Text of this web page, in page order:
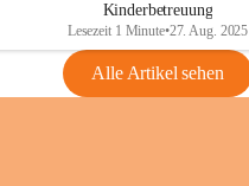
Kinderbetreuung
Lesezeit 1 Minute•27. Aug. 2025
Alle Artikel sehen